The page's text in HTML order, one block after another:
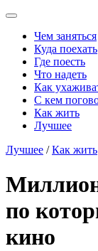
Чем заняться
Куда поехать
Где поесть
Что надеть
Как
С кем
Как жить
Лучшее
Лучшее /Как жить
по
кино